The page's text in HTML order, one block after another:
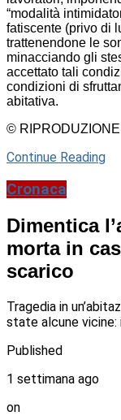
“modalità
fatiscente (privo di
trattenendone le
minacciando gli
accettato tali
condizioni di
abitativa.
©
Continue Reading
Cronaca
Dimentica
morta in
scarico
Tragedia in
state alcune vicine:
Published
1 settimana ago
on